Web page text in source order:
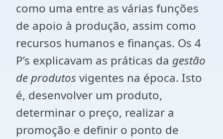
como uma entre as várias funções
de apoio à produção, assim como
recursos humanos e finanças. Os 4
P’s explicavam as práticas da gestão
de produtos vigentes na época. Isto
é, desenvolver um produto,
determinar o preço, realizar a
promoção e definir o ponto de